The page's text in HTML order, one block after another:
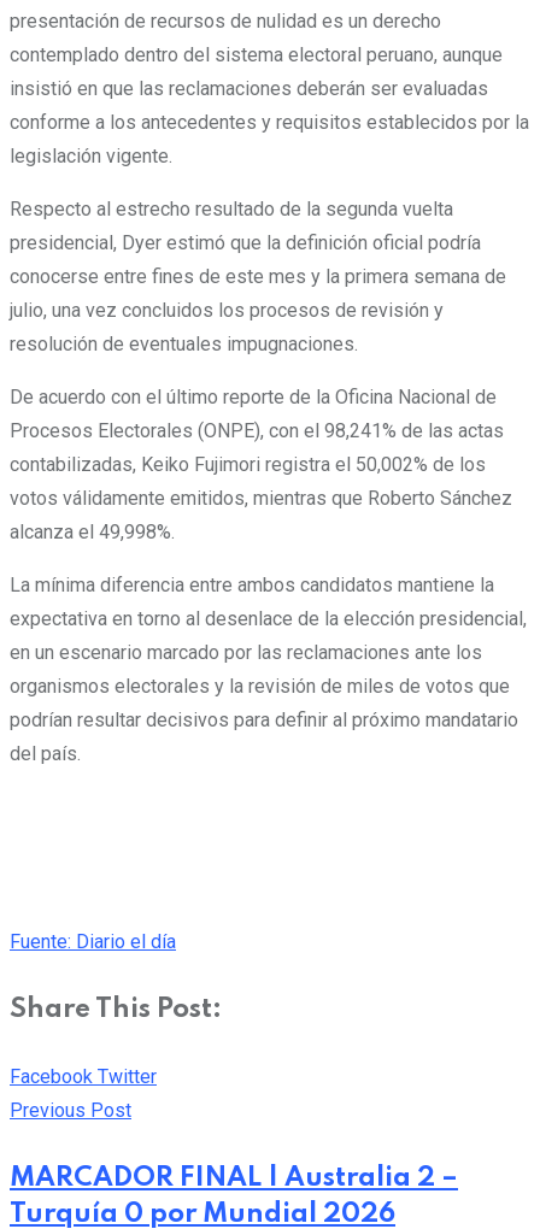
presentación de recursos de nulidad es un derecho
contemplado dentro del sistema electoral peruano, aunque
insistió en que las reclamaciones deberán ser evaluadas
conforme a los antecedentes y requisitos establecidos por la
legislación vigente.
Respecto al estrecho resultado de la segunda vuelta
presidencial, Dyer estimó que la definición oficial podría
conocerse entre fines de este mes y la primera semana de
julio, una vez concluidos los procesos de revisión y
resolución de eventuales impugnaciones.
De acuerdo con el último reporte de la Oficina Nacional de
Procesos Electorales (ONPE), con el 98,241% de las actas
contabilizadas, Keiko Fujimori registra el 50,002% de los
votos válidamente emitidos, mientras que Roberto Sánchez
alcanza el 49,998%.
La mínima diferencia entre ambos candidatos mantiene la
expectativa en torno al desenlace de la elección presidencial,
en un escenario marcado por las reclamaciones ante los
organismos electorales y la revisión de miles de votos que
podrían resultar decisivos para definir al próximo mandatario
del país.
Fuente: Diario el día
Share This Post:
Facebook TwitterPinterest
Whatsapp
Cloud
StumbleUpon
Print
Share
Previous Post
MARCADOR FINAL | Australia 2 –
Turquía 0 por Mundial 2026